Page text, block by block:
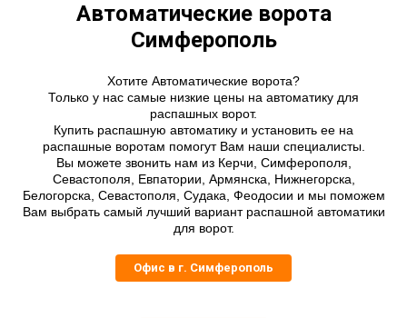
Автоматические ворота
Симферополь
Хотите Автоматические ворота?
Только у нас самые низкие цены на автоматику для
распашных ворот.
Купить распашную автоматику и установить ее на
распашные воротам помогут Вам наши специалисты.
Вы можете звонить нам из Керчи, Симферополя,
Севастополя, Евпатории, Армянска, Нижнегорска,
Белогорска, Севастополя, Судака, Феодосии и мы поможем
Вам выбрать самый лучший вариант распашной автоматики
для ворот.
Офис в г. Симферополь